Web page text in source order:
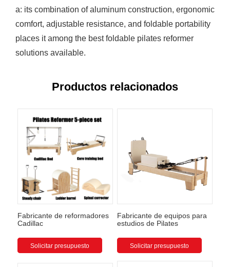
a: its combination of aluminum construction, ergonomic
comfort, adjustable resistance, and foldable portability
places it among the best foldable pilates reformer
solutions available.
Productos relacionados
Fabricante de reformadores
Cadillac
Solicitar presupuesto
Fabricante de equipos para
estudios de Pilates
Solicitar presupuesto